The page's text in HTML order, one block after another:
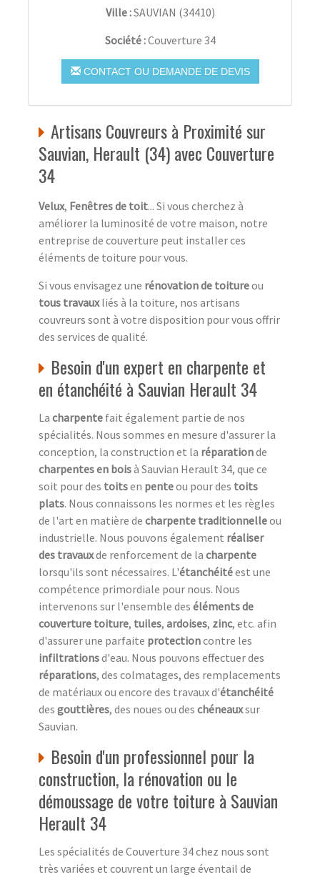
Ville :SAUVIAN (34410)
Société :Couverture 34
CONTACT OU DEMANDE DE DEVIS
Artisans Couvreurs à Proximité sur
Sauvian, Herault (34) avec Couverture
34
Velux, Fenêtres de toit... Si vous cherchez à
améliorer la luminosité de votre maison, notre
entreprise de couverture peut installer ces
éléments de toiture pour vous.
Si vous envisagez une rénovation de toitureou
tous travauxliés à la toiture, nos artisans
couvreurs sont à votre disposition pour vous offrir
des services de qualité.
Besoin d'un expert en charpente et
en étanchéité à Sauvian Herault 34
La charpente fait également partie de nos
spécialités. Nous sommes en mesure d'assurer la
conception, la construction et la réparationde
charpentes en boisà Sauvian Herault 34, que ce
soit pour des toitsen penteou pour des toits
plats. Nous connaissons les normes et les règles
de l'art en matière de charpente traditionnelleou
industrielle. Nous pouvons également réaliser
des travauxde renforcement de la charpente
lorsqu'ils sont nécessaires. L'étanchéitéest une
compétence primordiale pour nous. Nous
intervenons sur l'ensemble des éléments de
couverture toiture, tuiles, ardoises, zinc, etc. afin
d'assurer une parfaite protectioncontre les
infiltrationsd'eau. Nous pouvons effectuer des
réparations, des colmatages, des remplacements
de matériaux ou encore des travaux d'étanchéité
des gouttières, des noues ou des chéneauxsur
Sauvian.
Besoin d'un professionnel pour la
construction, la rénovation ou le
démoussage de votre toiture à Sauvian
Herault 34
Les spécialités de Couverture 34 chez nous sont
très variées et couvrent un large éventail de